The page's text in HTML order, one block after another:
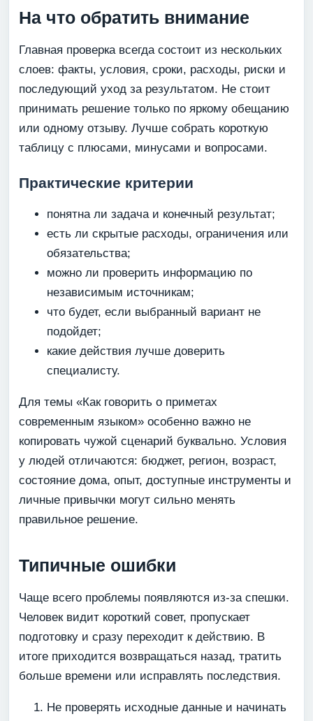
На что обратить внимание
Главная проверка всегда состоит из нескольких
слоев: факты, условия, сроки, расходы, риски и
последующий уход за результатом. Не стоит
принимать решение только по яркому обещанию
или одному отзыву. Лучше собрать короткую
таблицу с плюсами, минусами и вопросами.
Практические критерии
понятна ли задача и конечный результат;
есть ли скрытые расходы, ограничения или
обязательства;
можно ли проверить информацию по
независимым источникам;
что будет, если выбранный вариант не
подойдет;
какие действия лучше доверить
специалисту.
Для темы «Как говорить о приметах
современным языком» особенно важно не
копировать чужой сценарий буквально. Условия
у людей отличаются: бюджет, регион, возраст,
состояние дома, опыт, доступные инструменты и
личные привычки могут сильно менять
правильное решение.
Типичные ошибки
Чаще всего проблемы появляются из-за спешки.
Человек видит короткий совет, пропускает
подготовку и сразу переходит к действию. В
итоге приходится возвращаться назад, тратить
больше времени или исправлять последствия.
Не проверять исходные данные и начинать